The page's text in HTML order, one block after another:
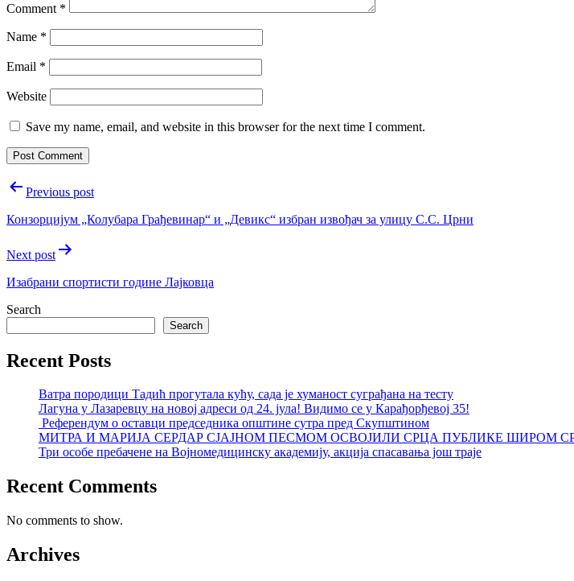
Comment *
Name *
Email *
Website
Save my name, email, and website in this browser for the next time I comment.
PostPrevious post
Конзорцијум „Колубара Грађевинар“ и „Девикс“ избран извођач за улицу С.С. Црни
Next post
Изабрани спортисти године Лајковца
Search
Search
Recent Posts
Ватра породици Тадић прогутала кућу, сада је хуманост суграђана на тесту
Лагуна у Лазаревцу на новој адреси од 24. јула! Видимо се у Карађорђевој 35!
Референдум о оставци председника општине сутра пред Скупштином
МИТРА И МАРИЈА СЕРДАР СЈАЈНОМ ПЕСМОМ ОСВОЈИЛИ СРЦА ПУБЛИКЕ ШИРОМ
Три особе пребачене на Војномедицинску академију, акција спасавања још траје
Recent Comments
No comments to show.
Archives